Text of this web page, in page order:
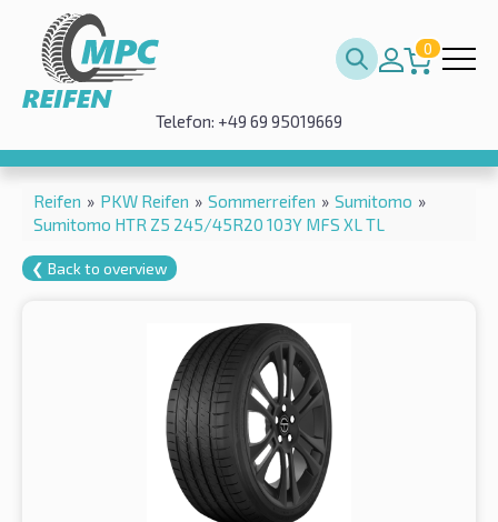
0
Telefon: +49 69 95019669
Reifen » PKW Reifen » Sommerreifen » Sumitomo »
Sumitomo HTR Z5 245/45R20 103Y MFS XL TL
❮ Back to overview